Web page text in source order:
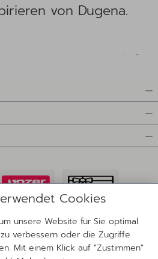
von Dugena.
Cookies
unsere Website für Sie optimal
verbessern oder die Zugriffe
Mit einem Klick auf "Zustimmen"